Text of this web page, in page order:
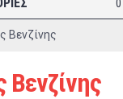
Βενζίνης
Βενζίνης